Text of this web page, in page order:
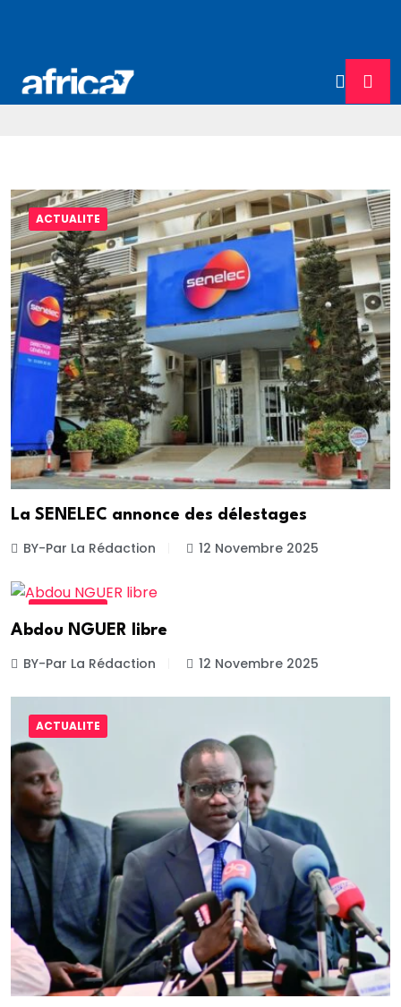
ACTUALITE
La SENELEC annonce des délestages
BY-Par La Rédaction 12 Novembre 2025
Abdou NGUER libre
BY-Par La Rédaction 12 Novembre 2025
ACTUALITE